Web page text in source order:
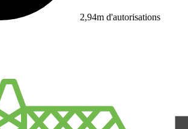
2,94m d'autorisations